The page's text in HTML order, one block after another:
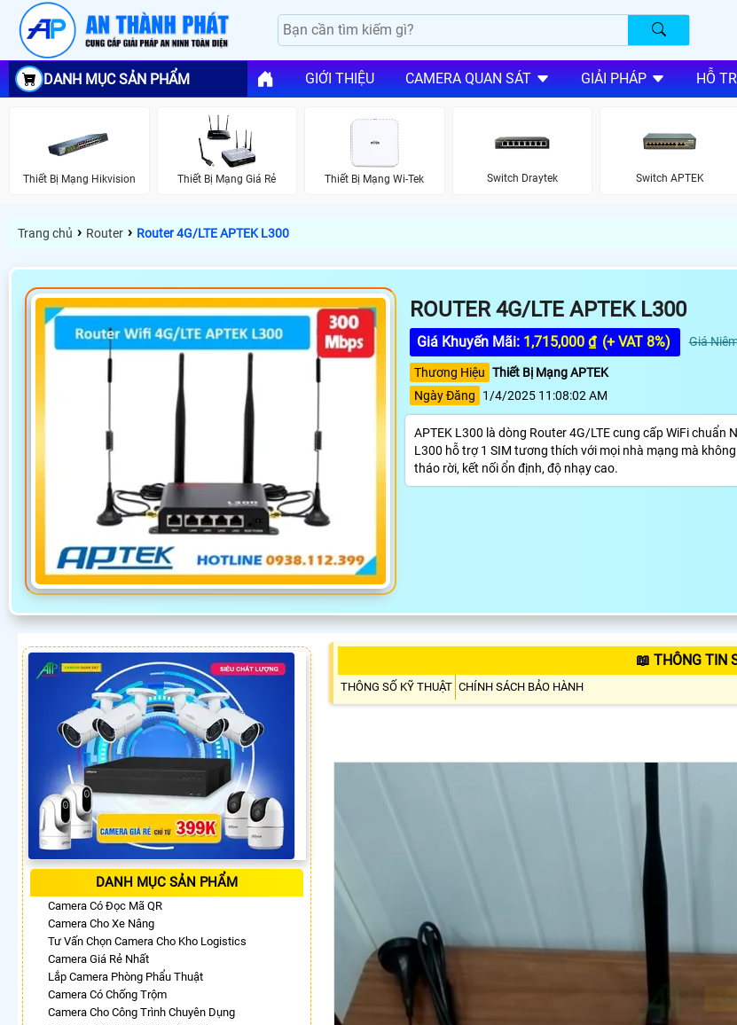
DANH MỤC SẢN PHẨM GIỚI THIỆU CAMERA QUAN SÁT GIẢI PHÁP HỖ
Thiết Bị Mạng Hikvision Thiết Bị Mạng Giá Rẻ Thiết Bị Mạng Wi-Tek Switch Draytek Switch APTEK
Trang chủ › Router › Router 4G/LTE APTEK L300
ROUTER 4G/LTE APTEK L300
Giá Khuyến Mãi: 1,715,000 ₫ (+ VAT 8%) Giá
Thương Hiệu Thiết Bị Mạng APTEK
Ngày Đăng
1/4/2025 11:08:02 AM
APTEK L300 là dòng Router 4G/LTE cung cấp WiFi
L300 hỗ trợ 1 SIM tương thích với mọi nhà mạng mà
tháo rời, kết nối ổn định, độ nhạy cao.
DANH MỤC SẢN PHẨM
Camera Có Đọc Mã QR
Camera Cho Xe Nâng
Tư Vấn Chọn Camera Cho Kho Logistics
Camera Giá Rẻ Nhất
Lắp Camera Phòng Phẩu Thuật
Camera Có Chống Trộm
Camera Cho Công Trình Chuyên Dụng
📖 THÔNG TIN
THÔNG SỐ KỸ THUẬT CHÍNH SÁCH BẢO HÀNH